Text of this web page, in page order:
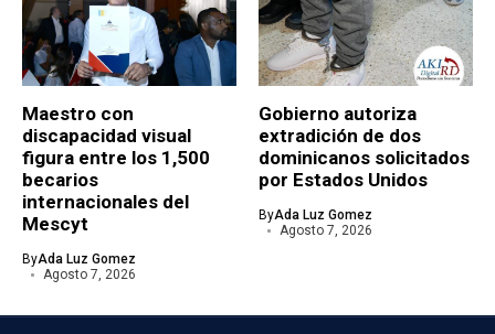
Maestro con
discapacidad visual
figura entre los 1,500
becarios
internacionales del
Mescyt
ByAda Luz Gomez
Agosto 7, 2026
Gobierno autoriza
extradición de dos
dominicanos solicitados
por Estados Unidos
ByAda Luz Gomez
Agosto 7, 2026